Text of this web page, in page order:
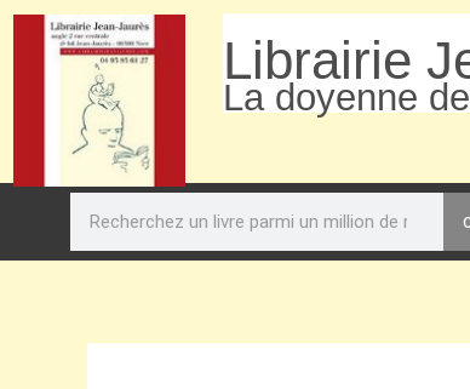
Librairie
La doyenne